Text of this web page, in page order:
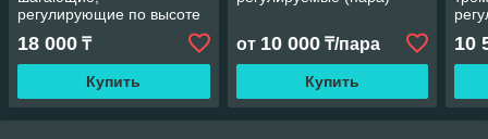
регулирующие по высоте
18 000 ₸
Купить
от 10 000₸/пара
Купить
10